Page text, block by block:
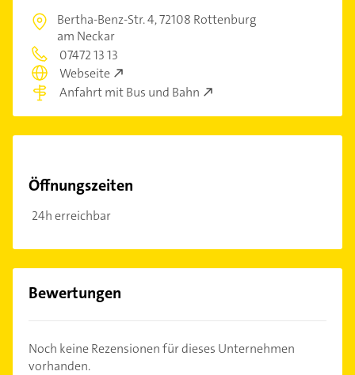
Bertha-Benz-Str. 4,72108 Rottenburg
am Neckar
07472 13 13
Webseite
Anfahrt mit Bus und Bahn
Öffnungszeiten
24h erreichbar
Bewertungen
Noch keine Rezensionen für dieses Unternehmen
vorhanden.